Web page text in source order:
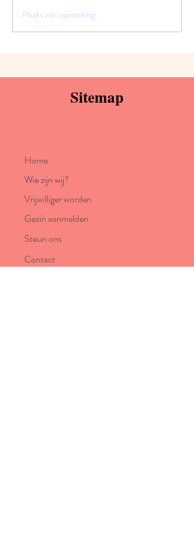
Plaats een opmerking...
Sitemap
Home
Wie zijn wij?
Vrijwilliger worden
Gezin aanmelden
Steun ons
Contact